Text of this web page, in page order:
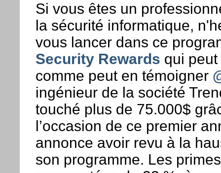
Si vous êtes un
la sécurité informatique,
vous lancer dans ce
Security Rewards qui
comme peut en témoigner
ingénieur de la société
touché plus de 75.000$
l’occasion de ce premier
annonce avoir revu à la
son programme. Les